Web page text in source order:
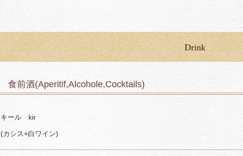
Drink
食前酒(Aperitif,Alcohole,Cocktails)
キール kir
(カシス+白ワイン)